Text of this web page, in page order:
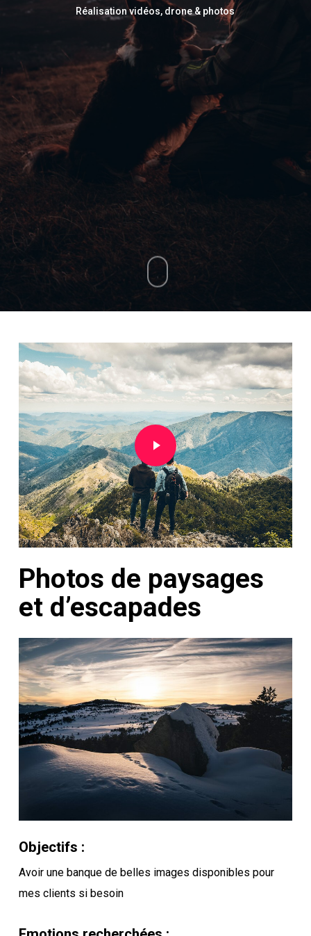
Réalisation vidéos, drone & photos
Photos de paysages
et d’escapades
Play Video
Objectifs :
Avoir une banque de belles images disponibles pour
mes clients si besoin